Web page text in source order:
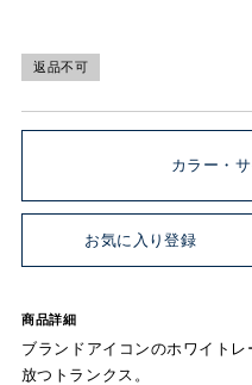
返品不可
カラー・
お気に入り登録
商品詳細
ブランドアイコンのホワイト
放つトランクス。